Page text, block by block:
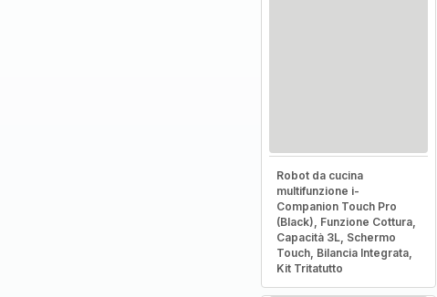
Robot da cucina
multifunzione i-
Companion Touch Pro
(Black), Funzione Cottura,
Capacità 3L, Schermo
Touch, Bilancia Integrata,
Kit Tritatutto